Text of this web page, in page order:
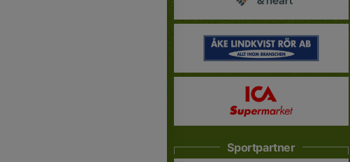
Sportpartner